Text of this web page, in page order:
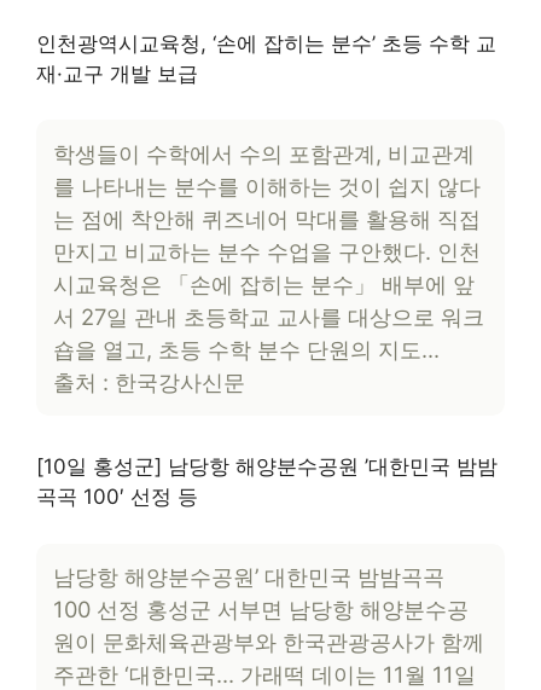
인천광역시교육청, ‘손에 잡히는 분수’ 초등 수학 교
재·교구 개발 보급
학생들이 수학에서 수의 포함관계, 비교관계
를 나타내는 분수를 이해하는 것이 쉽지 않다
는 점에 착안해 퀴즈네어 막대를 활용해 직접
만지고 비교하는 분수 수업을 구안했다. 인천
시교육청은 「손에 잡히는 분수」 배부에 앞
서 27일 관내 초등학교 교사를 대상으로 워크
숍을 열고, 초등 수학 분수 단원의 지도…
출처 : 한국강사신문
[10일 홍성군] 남당항 해양분수공원 ’대한민국 밤밤
곡곡 100′ 선정 등
남당항 해양분수공원’ 대한민국 밤밤곡곡
100 선정 홍성군 서부면 남당항 해양분수공
원이 문화체육관광부와 한국관광공사가 함께
주관한 ‘대한민국… 가래떡 데이는 11월 11일